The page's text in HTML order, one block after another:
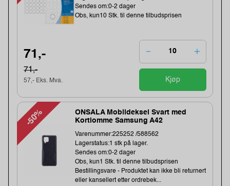
Sendes om:0-2 dager
Obs, kun10 Stk. til denne tilbudsprisen
71,-
71,-
57,- Eks. Mva. Kjøp
-50%
ONSALA Mobildeksel Svart med
Kortlomme Samsung A42
Varenummer:225252 /588562
Lagerstatus:1 stk på lager.
Sendes om:0-2 dager
Obs, kun1 Stk. til denne tilbudsprisen
Bestillingsvare - Produktet kan ikke bli returnert
eller kansellert etter ordrebek...